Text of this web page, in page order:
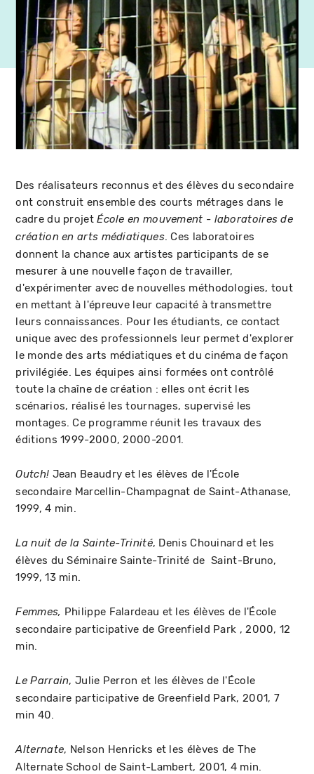
Des réalisateurs reconnus et des élèves du secondaire
ont construit ensemble des courts métrages dans le
cadre du projetÉcole en mouvement - laboratoires de
création en arts médiatiques. Ces laboratoires
donnent la chance aux artistes participants de se
mesurer à une nouvelle façon de travailler,
d'expérimenter avec de nouvelles méthodologies, tout
en mettant à l'épreuve leur capacité à transmettre
leurs connaissances. Pour les étudiants, ce contact
unique avec des professionnels leur permet d'explorer
le monde des arts médiatiques et du cinéma de façon
privilégiée. Les équipes ainsi formées ont contrôlé
toute la chaîne de création : elles ont écrit les
scénarios, réalisé les tournages, supervisé les
montages. Ce programme réunit les travaux des
éditions 1999-2000, 2000-2001.
Outch! Jean Beaudry et les élèves de l'École
secondaire Marcellin-Champagnat de Saint-Athanase,
1999, 4 min.
La nuit de la Sainte-Trinité, Denis Chouinard et les
élèves du Séminaire Sainte-Trinité de Saint-Bruno,
1999, 13 min.
Femmes, Philippe Falardeau et les élèves de l'École
secondaire participative de Greenfield Park , 2000, 12
min.
Le Parrain, Julie Perron et les élèves de l'École
secondaire participative de Greenfield Park, 2001, 7
min 40.
Alternate, Nelson Henricks et les élèves de The
Alternate School de Saint-Lambert, 2001, 4 min.